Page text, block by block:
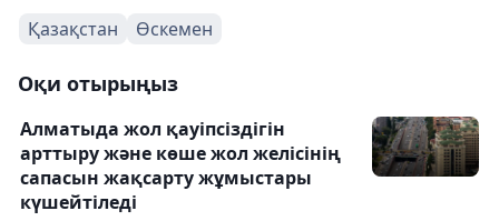
Қазақстан Өскемен
Оқи отырыңыз
Алматыда жол қауіпсіздігін
арттыру және көше жол желісінің
сапасын жақсарту жұмыстары
күшейтіледі